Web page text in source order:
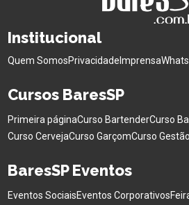
Institucional
Quem SomosPrivacidade Imprensa
Cursos BaresSP
Primeira páginaCurso BartenderCurso
Curso CervejaCurso GarçomCurso Gestão
BaresSP Eventos
Eventos SociaisEventos Corporativos